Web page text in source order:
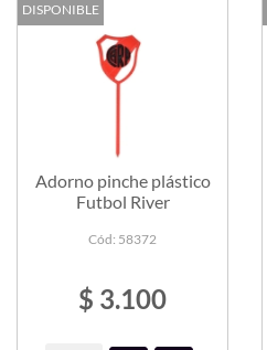
DISPONIBLE
Adorno pinche plástico
Futbol River
Cód: 58372
$ 3.100